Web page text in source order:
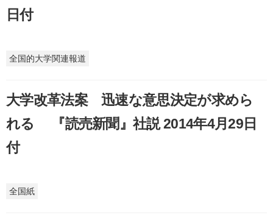
日付
全国的大学関連報道
大学改革法案 迅速な意思決定が求めら
れる 『読売新聞』社説 2014年4月29日
付
全国紙